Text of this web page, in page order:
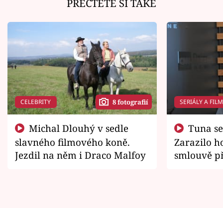
PŘEČTĚTE SI TAKÉ
CELEBRITY 8 fotografií
slavného filmového koně.
Jezdil na něm i Draco Malfoy
SERIÁLY A
Zarazilo
smlouvě